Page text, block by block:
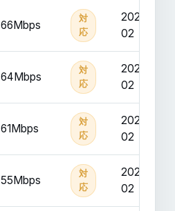
66Mbps
対
応
2025-
02
64Mbps
対
応
2025-
02
61Mbps
対
応
2025-
02
55Mbps
対
応
2025-
02